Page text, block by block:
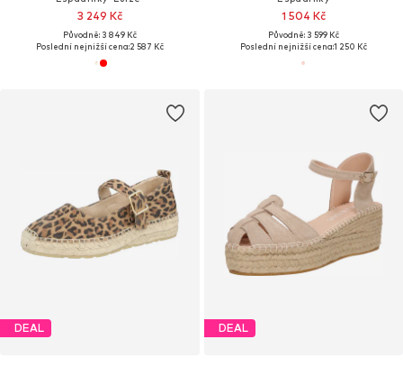
3 249 Kč
Původně: 3 849 Kč
Poslední nejnižší cena:2 587 Kč
1 504 Kč
Původně: 3 599 Kč
Poslední nejnižší cena:1 250 Kč
DEAL DEAL